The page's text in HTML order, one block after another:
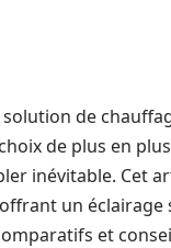
solution de
de plus en
inévitable. Cet
un
et